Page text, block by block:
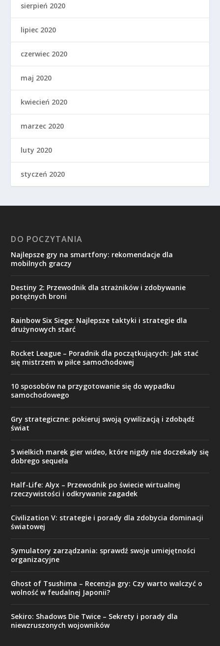
sierpień 2020
lipiec 2020
czerwiec 2020
maj 2020
kwiecień 2020
marzec 2020
luty 2020
styczeń 2020
DO POCZYTANIA
Najlepsze gry na smartfony: rekomendacje dla
mobilnych graczy
Destiny 2: Przewodnik dla strażników i zdobywanie
potężnych broni
Rainbow Six Siege: Najlepsze taktyki i strategie dla
drużynowych starć
Rocket League – Poradnik dla początkujących: Jak stać
się mistrzem w piłce samochodowej
10 sposobów na przygotowanie się do wypadku
samochodowego
Gry strategiczne: pokieruj swoją cywilizacją i zdobądź
świat
5 wielkich marek gier wideo, które nigdy nie doczekały się
dobrego sequela
Half-Life: Alyx – Przewodnik po świecie wirtualnej
rzeczywistości i odkrywanie zagadek
Civilization V: strategie i porady dla zdobycia dominacji
światowej
Symulatory zarządzania: sprawdź swoje umiejętności
organizacyjne
Ghost of Tsushima – Recenzja gry: Czy warto walczyć o
wolność w feudalnej Japonii?
Sekiro: Shadows Die Twice – Sekrety i porady dla
niewzruszonych wojowników